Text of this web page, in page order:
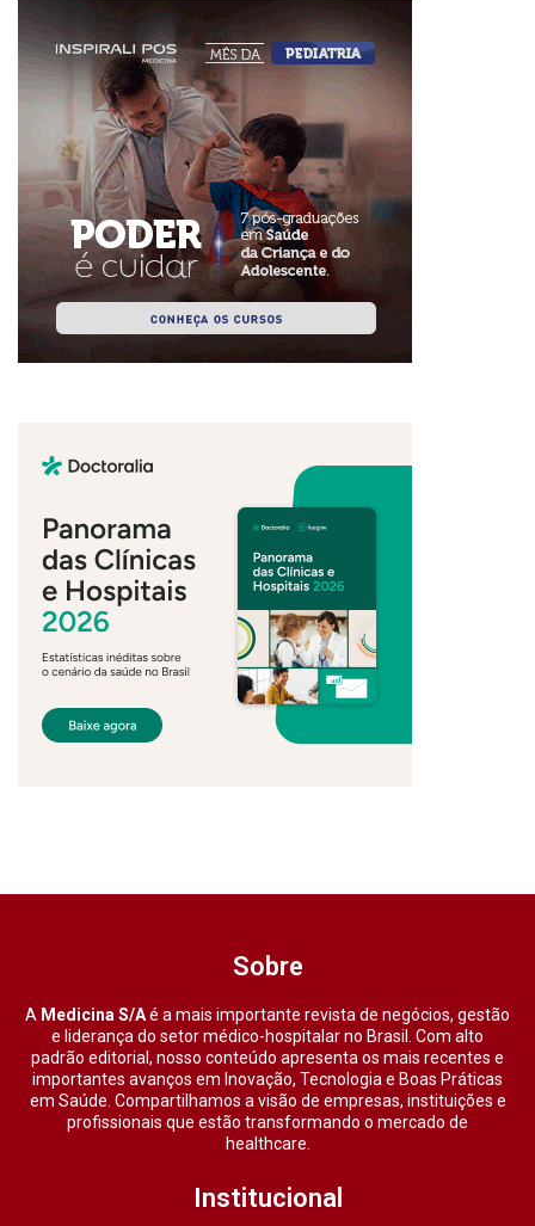
Sobre
A Medicina S/Aé a mais importante revista de negócios, gestão
e liderança do setor médico-hospitalar no Brasil. Com alto
padrão editorial, nosso conteúdo apresenta os mais recentes e
importantes avanços em Inovação, Tecnologia e Boas Práticas
em Saúde. Compartilhamos a visão de empresas, instituições e
profissionais que estão transformando o mercado de
healthcare.
Institucional